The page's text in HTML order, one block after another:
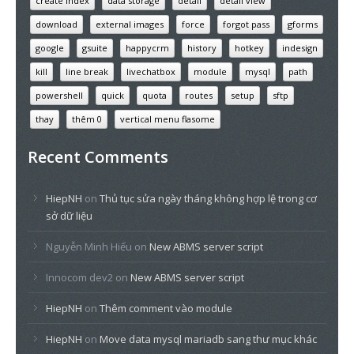
download
external images force forgot pass
gforms
google
gsuite happycrm history hotkey
indesign
kill
line break livechatbox module mysql
path
powershell
quick quota routes setup
sftp
thay
thêm 0 vertical menu flasome
Recent Comments
HiepNH on Thủ tục sửa ngày tháng không hợp lệ trong cơ
sở dữ liệu
Nguyễn Minh Hiếu on New ABMS server script
Innocom dev2 on New ABMS server script
HiepNH on Thêm comment vào module
HiepNH on Move data mysql mariadb sang thư mục khác